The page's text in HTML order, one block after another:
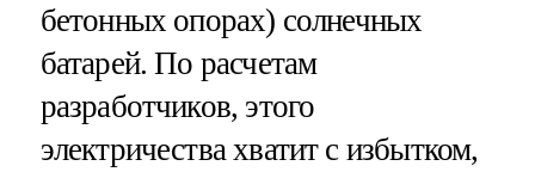
бетонных опорах) солнечных
батарей. По расчетам
разработчиков, этого
электричества хватит с избытком,